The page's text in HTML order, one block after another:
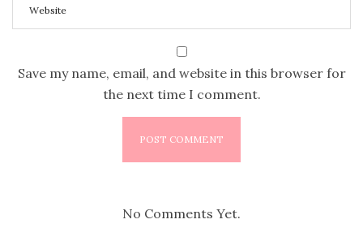
Save my name, email, and website in this browser for
the next time I comment.
No Comments Yet.